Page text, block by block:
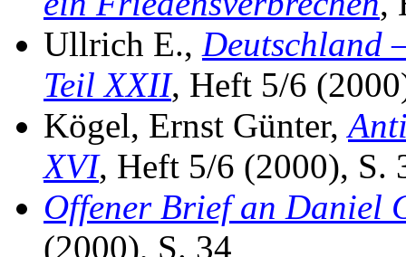
Ullrich E., Deutschland
Teil XXII, Heft 5/6
Kögel, Ernst Günter,
XVI, Heft 5/6 (2000), S.
Offener Brief an Daniel
(2000), S. 34